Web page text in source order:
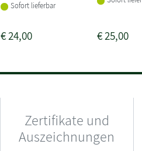
Sofort lieferbar
€24,00 €25,00
Zertifikate und
Auszeichnungen